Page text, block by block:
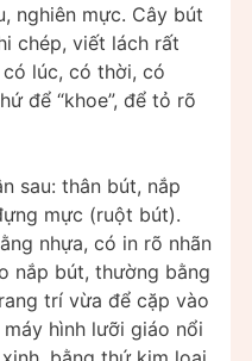
nghiên mực. Cây bút
chép, viết lách rất
lúc, có thời, có
để “khoe”, để tỏ rõ
sau: thân bút, nắp
mực (ruột bút).
nhựa, có in rõ nhãn
nắp bút, thường bằng
trí vừa để cặp vào
hình lưỡi giáo nổi